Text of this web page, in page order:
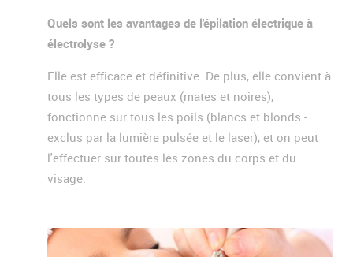
Quels sont les avantages de l'épilation électrique à
électrolyse ?
Elle est efficace et définitive. De plus, elle convient à
tous les types de peaux (mates et noires),
fonctionne sur tous les poils (blancs et blonds -
exclus par la lumière pulsée et le laser), et on peut
l'effectuer sur toutes les zones du corps et du
visage.